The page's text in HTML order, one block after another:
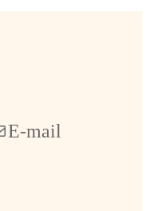
E-mail